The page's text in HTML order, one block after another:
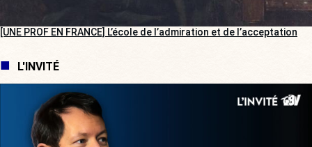
[UNE PROF EN FRANCE] L’école de l’admiration et de l’acceptation
L'INVITÉ